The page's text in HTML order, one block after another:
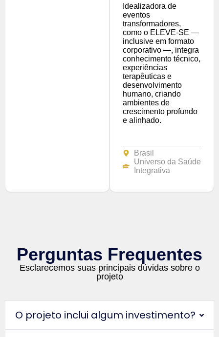
Idealizadora de
eventos
transformadores,
como o ELEVE-SE —
inclusive em formato
corporativo —, integra
conhecimento técnico,
experiências
terapêuticas e
desenvolvimento
humano, criando
ambientes de
crescimento profundo
e alinhado.
Brasil
Universo da Saúde
Integrativa
Perguntas Frequentes
Esclarecemos suas principais dúvidas sobre o
projeto
O projeto inclui algum investimento?